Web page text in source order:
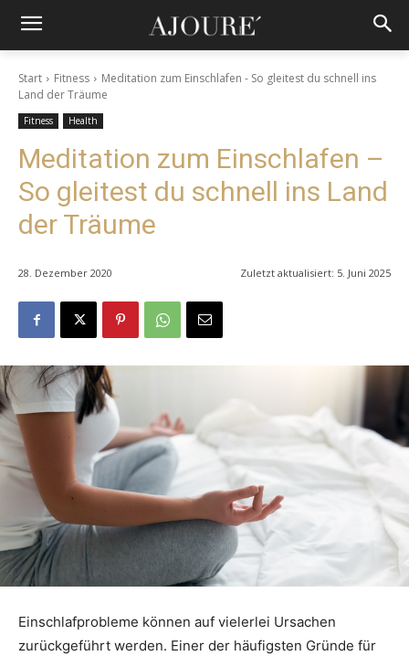
Start Fitness
Meditation zum Einschlafen - So gleitest du schnell ins
Land der Träume
Fitness Health
Meditation zum Einschlafen –
So gleitest du schnell ins Land
der Träume
28. Dezember 2020 Zuletzt aktualisiert: 5. Juni 2025
Einschlafprobleme können auf vielerlei Ursachen
zurückgeführt werden. Einer der häufigsten Gründe für